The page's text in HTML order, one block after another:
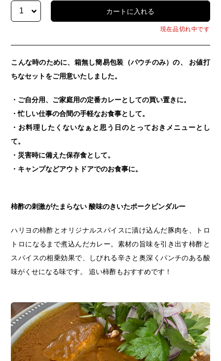
現在品切れ中です
こんな時のために、箱無し簡易包装（パウチのみ）の、 お値打
ちなセットをご用意いたしました。
・ご自分用、ご家庭用の定番カレーとしての買い置きに。
・忙しい仕事の合間の手軽なお食事として。
・お料理したくないなぁと思う日のとっておきメニューとし
て。
・災害時に備えた保存食として。
・キャンプなどアウトドアでのお食事に。
柿酢の刺激がたまらない 酸味のきいたポークビンダルー
ハリヨの柿酢とオリジナルスパイスに漬け込んだ豚肉を、トロ
トロになるまで煮込んだカレー。素材の旨味を引き出す柿酢と
スパイスの相乗効果で、しびれる辛さと奥深くパンチのある酸
味がくせになる味です。 追い柿酢もおすすめです！